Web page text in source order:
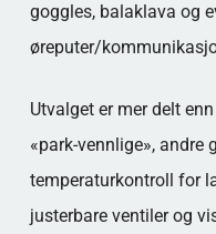
goggles, balaklava og
øreputer/
Utvalget er mer delt
«park-vennlige», andre
temperaturkontroll for
justerbare ventiler og